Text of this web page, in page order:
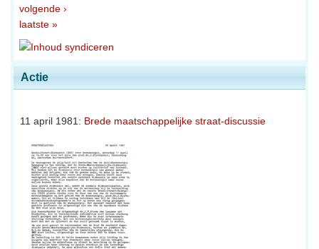
Actie
11 april 1981: Brede maatschappelijke straat-discussie
volgende ›
laatste »